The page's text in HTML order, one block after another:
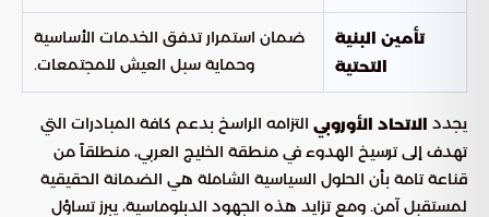
تأمين البنية
التحتية
ضمان استمرار تدفق الخدمات الأساسية
وحماية سبل العيش للمجتمعات.
يجدد الاتحاد الأوروبي التزامه الراسخ بدعم كافة المبادرات التي
تهدف إلى ترسيخ الهدوء في منطقة الخليج العربي، منطلقاً من
قناعة تامة بأن الحلول السياسية الشاملة هي الضمانة الحقيقية
لمستقبل آمن. ومع تزايد هذه الجهود الدبلوماسية، يبرز تساؤل